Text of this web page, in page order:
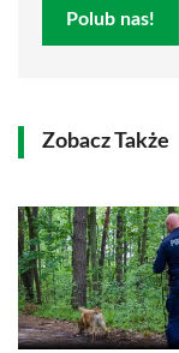
Polub nas!
Zobacz Także